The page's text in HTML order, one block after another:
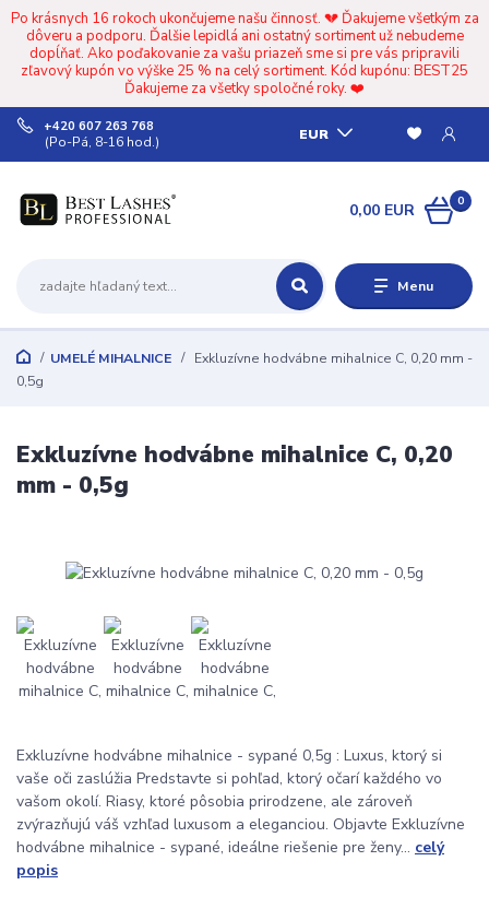
Po krásnych 16 rokoch ukončujeme našu činnosť. 💔 Ďakujeme všetkým za
dôveru a podporu. Ďalšie lepidlá ani ostatný sortiment už nebudeme
dopĺňať. Ako poďakovanie za vašu priazeň sme si pre vás pripravili
zľavový kupón vo výške 25 % na celý sortiment. Kód kupónu: BEST25
Ďakujeme za všetky spoločné roky. ❤️
Menu
EUR
+420 607 263 768
(Po-Pá, 8-16 hod.)
0
0,00 EUR
UMELÉ MIHALNICE
Exkluzívne hodvábne mihalnice C, 0,20 mm -
0,5g
Exkluzívne hodvábne mihalnice C, 0,20
mm - 0,5g
Exkluzívne hodvábne mihalnice - sypané 0,5g : Luxus, ktorý si
vaše oči zaslúžia Predstavte si pohľad, ktorý očarí každého vo
vašom okolí. Riasy, ktoré pôsobia prirodzene, ale zároveň
zvýrazňujú váš vzhľad luxusom a eleganciou. Objavte Exkluzívne
hodvábne mihalnice - sypané, ideálne riešenie pre ženy... celý
popis